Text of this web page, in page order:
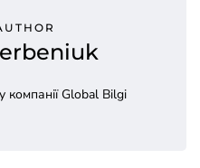
компанії Global Bilgi